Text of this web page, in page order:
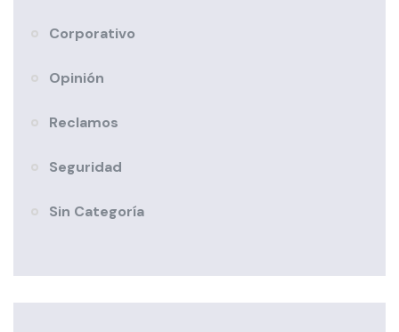
Corporativo
Opinión
Reclamos
Seguridad
Sin Categoría